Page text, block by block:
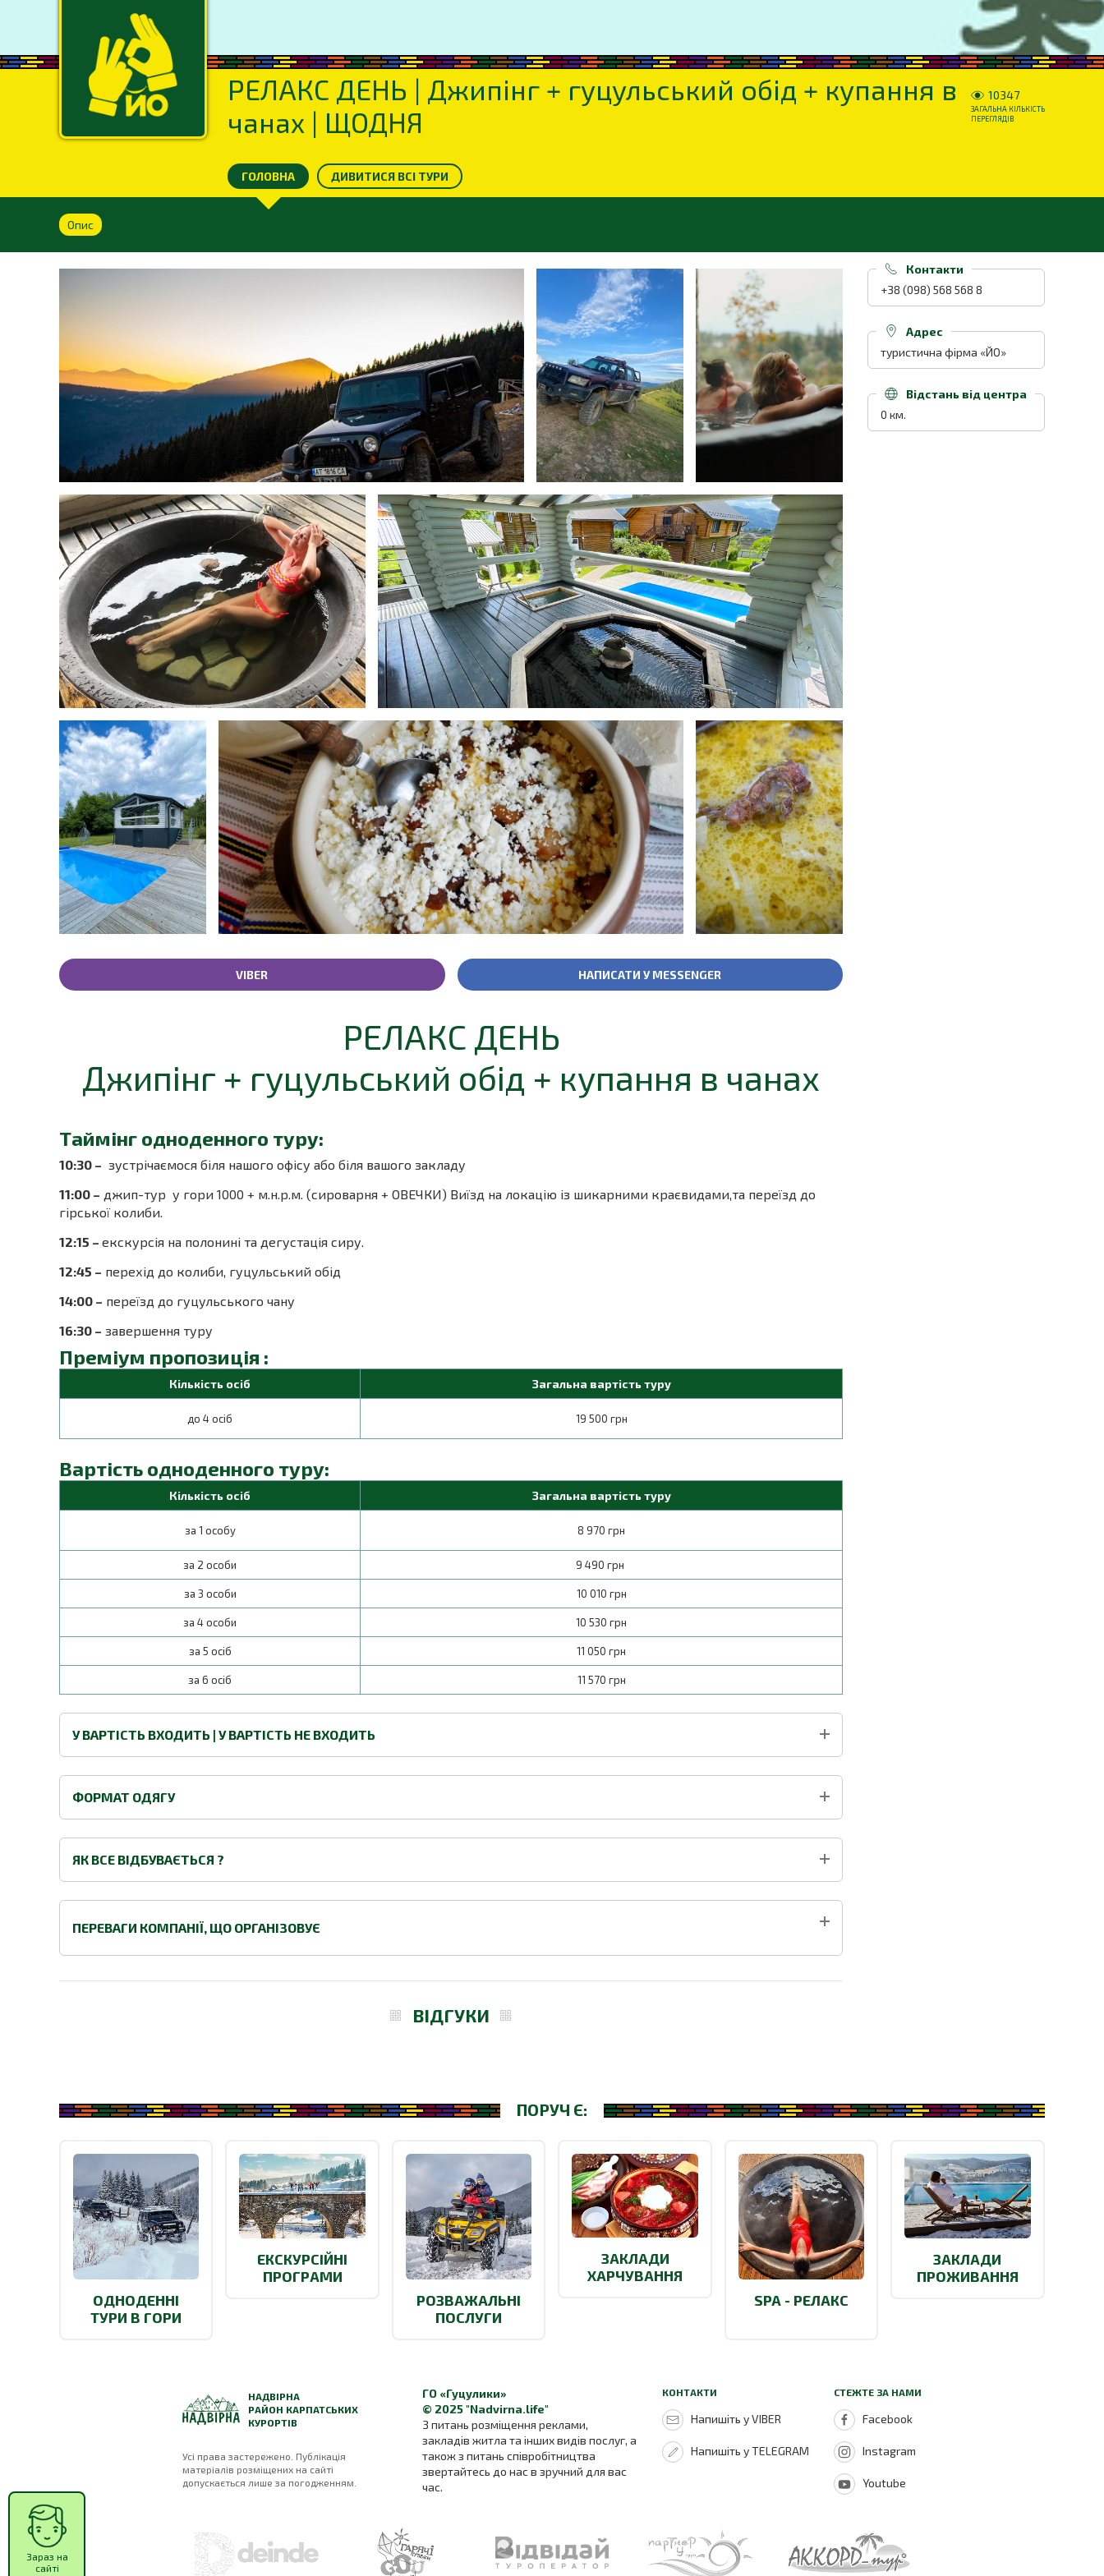
РЕЛАКС ДЕНЬ | Джипінг + гуцульський обід + купання в
чанах | ЩОДНЯ
10347
ЗАГАЛЬНА КІЛЬКІСТЬ
ПЕРЕГЛЯДІВ
ГОЛОВНА ДИВИТИСЯ ВСІ ТУРИ
Опис
VIBER НАПИСАТИ У MESSENGER
РЕЛАКС ДЕНЬ
Джипінг + гуцульський обід + купання в чанах
Таймінг одноденного туру:
10:30 – зустрічаємося біля нашого офісу або біля вашого закладу
11:00 – джип-тур у гори 1000 + м.н.р.м. (сироварня + ОВЕЧКИ) Виїзд на локацію із шикарними краєвидами,та переїзд до
гірської колиби.
12:15 – екскурсія на полонині та дегустація сиру.
12:45 – перехід до колиби, гуцульський обід
14:00 – переїзд до гуцульського чану
16:30 – завершення туру
Преміум пропозиція :
Кількість осіб Загальна вартість туру
до 4 осіб 19 500 грн
Вартість одноденного туру:
Кількість осіб Загальна вартість туру
за 1 особу 8 970 грн
за 2 особи 9 490 грн
за 3 особи 10 010 грн
за 4 особи 10 530 грн
за 5 осіб 11 050 грн
за 6 осіб 11 570 грн
У ВАРТІСТЬ ВХОДИТЬ | У ВАРТІСТЬ НЕ ВХОДИТЬ
ФОРМАТ ОДЯГУ
ЯК ВСЕ ВІДБУВАЄТЬСЯ ?
ПЕРЕВАГИ КОМПАНІЇ, ЩО ОРГАНІЗОВУЄ
ВІДГУКИ
Контакти
+38 (098) 568 568 8
Адрес
туристична фірма «ЙО»
Відстань від центра
0 км.
ПОРУЧ Є:
ОДНОДЕННІ
ТУРИ В ГОРИ
ЕКСКУРСІЙНІ
ПРОГРАМИ
РОЗВАЖАЛЬНІ
ПОСЛУГИ
ЗАКЛАДИ
ХАРЧУВАННЯ
SPA - РЕЛАКС
ЗАКЛАДИ
ПРОЖИВАННЯ
НАДВІРНА
РАЙОН КАРПАТСЬКИХ
КУРОРТІВ
Усі права застережено. Публікація
матеріалів розміщених на сайті
допускається лише за погодженням.
ГО «Гуцулики»
© 2025 "Nadvirna.life"
З питань розміщення реклами,
закладів житла та інших видів послуг, а
також з питань співробітництва
звертайтесь до нас в зручний для вас
час.
КОНТАКТИ
Напишіть у VIBER
Напишіть у TELEGRAM
СТЕЖТЕ ЗА НАМИ
Facebook
Instagram
Youtube
Зараз на
сайті